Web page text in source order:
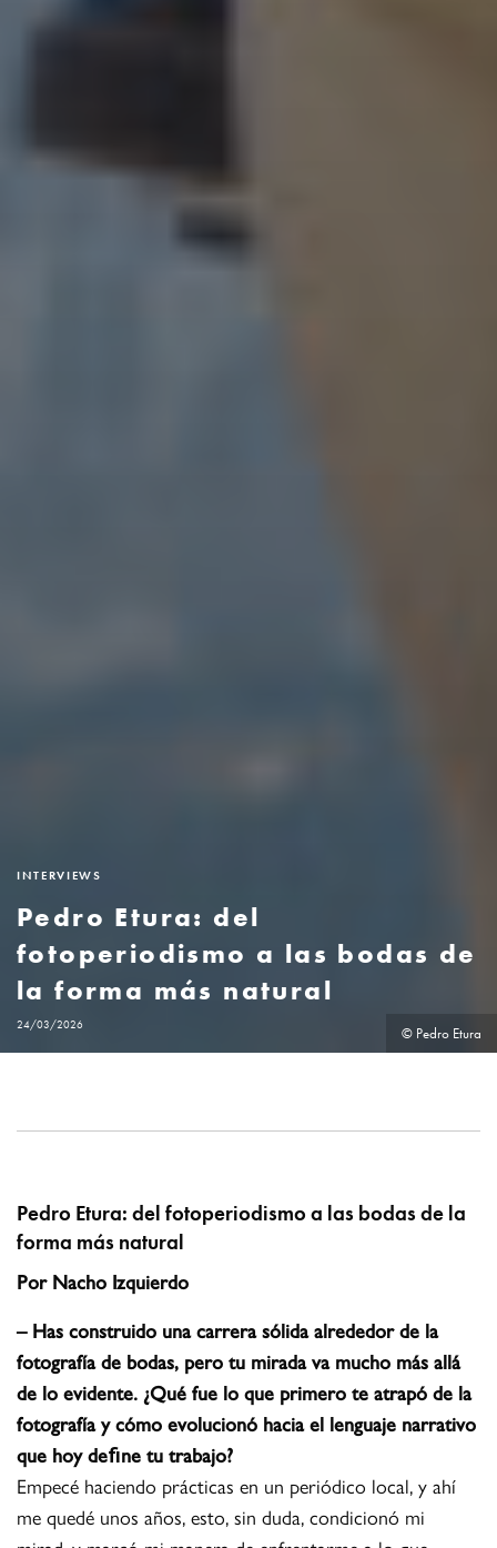
INTERVIEWS
Pedro Etura: del
fotoperiodismo a las bodas de
la forma más natural
24/03/2026 © Pedro Etura
Pedro Etura: del fotoperiodismo a las bodas de la
forma más natural
Por Nacho Izquierdo
– Has construido una carrera sólida alrededor de la
fotografía de bodas, pero tu mirada va mucho más allá
de lo evidente. ¿Qué fue lo que primero te atrapó de la
fotografía y cómo evolucionó hacia el lenguaje narrativo
que hoy deﬁne tu trabajo?
Empecé haciendo prácticas en un periódico local, y ahí
me quedé unos años, esto, sin duda, condicionó mi